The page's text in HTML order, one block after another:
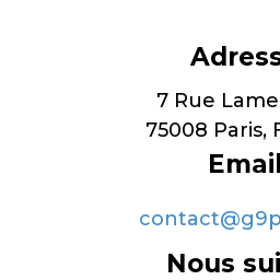
7 Rue
75008 Paris,
Email
Nous